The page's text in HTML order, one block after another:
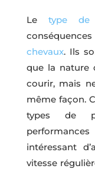
Letype
chevaux. Ils
que la nature
courir, mais
même façon.
types de
intéressant
vitesse